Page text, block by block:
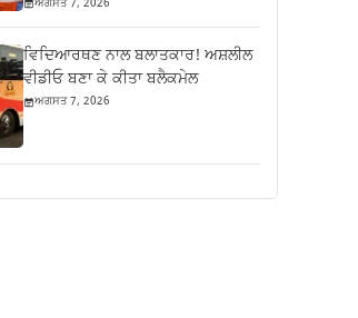
ਅਗਸਤ 7, 2026
ਵਿਦਿਆਰਥਣ ਨਾਲ ਬਲਾਤਕਾਰ! ਅਸ਼ਲੀਲ
ਵੀਡੀਓ ਬਣਾ ਕੇ ਕੀਤਾ ਬਲੈਕਮੇਲ
ਅਗਸਤ 7, 2026